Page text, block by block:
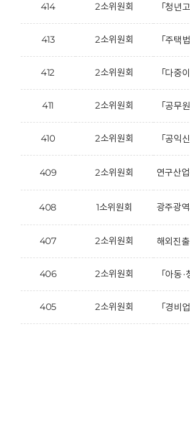
414 2소위원회 「청년
413 2소위원회 「주택
412 2소위원회 「다중
411 2소위원회 「공무
410 2소위원회 「공익
409 2소위원회 연구산
408 1소위원회 광주광
407 2소위원회 해외진
406 2소위원회 「아동
405 2소위원회 「경비